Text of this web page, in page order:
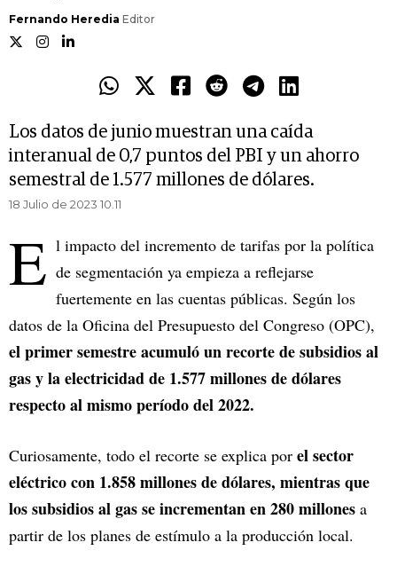
Fernando Heredia Editor
Los datos de junio muestran una caída
interanual de 0,7 puntos del PBI y un ahorro
semestral de 1.577 millones de dólares.
18 Julio de 2023 10.11
E l impacto del incremento de tarifas por la política
de segmentación ya empieza a reflejarse
fuertemente en las cuentas públicas. Según los
datos de la Oficina del Presupuesto del Congreso (OPC),
el primer semestre acumuló un recorte de subsidios al
gas y la electricidad de 1.577 millones de dólares
respecto al mismo período del 2022.
Curiosamente, todo el recorte se explica por el sector
eléctrico con 1.858 millones de dólares, mientras que
los subsidios al gas se incrementan en 280 millones a
partir de los planes de estímulo a la producción local.